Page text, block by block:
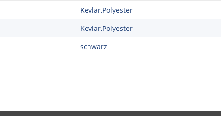
Kevlar,Polyester
Kevlar,Polyester
schwarz